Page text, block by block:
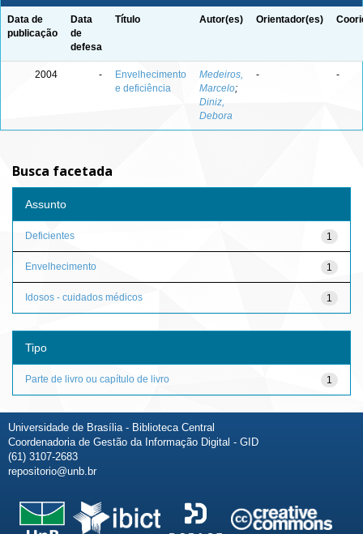
Data de
publicação
Data
de
defesa
Título Autor(es) Orientador(es)
2004 -
Envelhecimento
e deficiência
Medeiros,
Marcelo;
Diniz,
Debora
- -
Busca facetada
Assunto
1
Deficientes
1
Envelhecimento
1
Idosos - cuidados médicos
Tipo
1
Parte de livro ou capítulo de livro
Universidade de Brasília - Biblioteca Central
Coordenadoria de Gestão da Informação Digital - GID
(61) 3107-2683
repositorio@unb.br